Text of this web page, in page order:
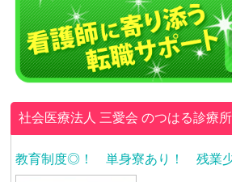
社会医療法人 三愛会のつはる診療所
教育制度◎！ 単身寮あり！ 残業少